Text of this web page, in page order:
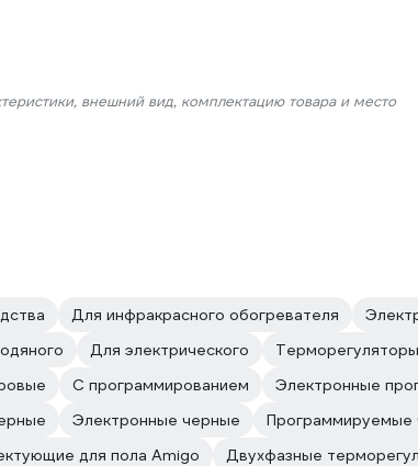
внешний вид, комплектацию товара и место
Для инфракрасного обогревателя
Для электрического
С программированием Электронные
Электронные черные Программируемые
для пола Amigo
Двухфазные